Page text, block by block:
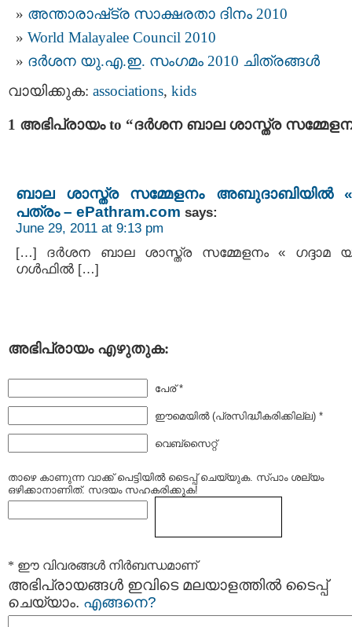
അന്താരാഷ്‌ട്ര സാക്ഷരതാ ദിനം 2010
World Malayalee Council 2010
ദര്‍ശന യു.എ.ഇ. സംഗമം 2010 ചിത്രങ്ങള്‍
വായിക്കുക: associations, kids
1 അഭിപ്രായം to “ദര്‍ശന ബാല ശാസ്ത്ര
ബാല ശാസ്ത്ര സമ്മേളനം അബുദാബിയില്‍
പത്രം – ePathram.com says:
June 29, 2011 at 9:13 pm
[…] ദര്‍ശന ബാല ശാസ്ത്ര സമ്മേളനം « ഗദ്ദാമ
ഗള്‍ഫില്‍ […]
അഭിപ്രായം എഴുതുക:
പേര് *
ഈമെയില്‍ (പ്രസിദ്ധീകരിക്കില്ല) *
വെബ്സൈറ്റ്
താഴെ കാണുന്ന വാക്ക് പെട്ടിയില്‍ ടൈപ്പ്‌ ചെയ്യുക. സ്പാം ശല്യം
ഒഴിക്കാനാണിത്. സദയം സഹകരിക്കുക!
* ഈ വിവരങ്ങള്‍ നിര്‍ബന്ധമാണ്
അഭിപ്രായങ്ങള്‍ ഇവിടെ മലയാളത്തില്‍ ടൈപ്പ്
ചെയ്യാം. എങ്ങനെ?